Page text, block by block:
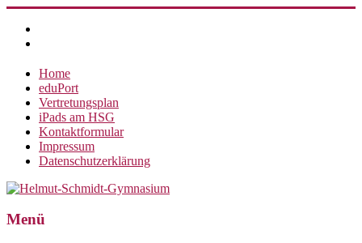
Inhalt
springen
Home
eduPort
Vertretungsplan
iPads am HSG
Kontaktformular
Impressum
Datenschutzerklärung
Helmut-
Menü